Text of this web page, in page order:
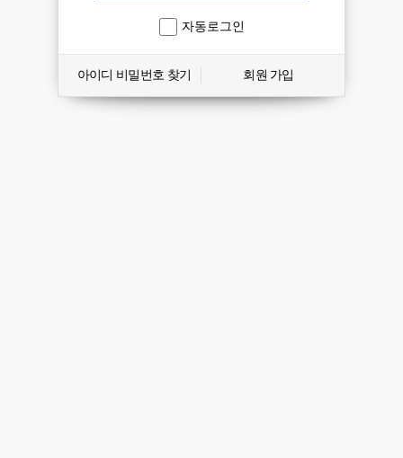
자동로그인
아이디 비밀번호 찾기 회원 가입